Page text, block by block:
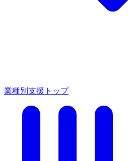
業種別支援トップ